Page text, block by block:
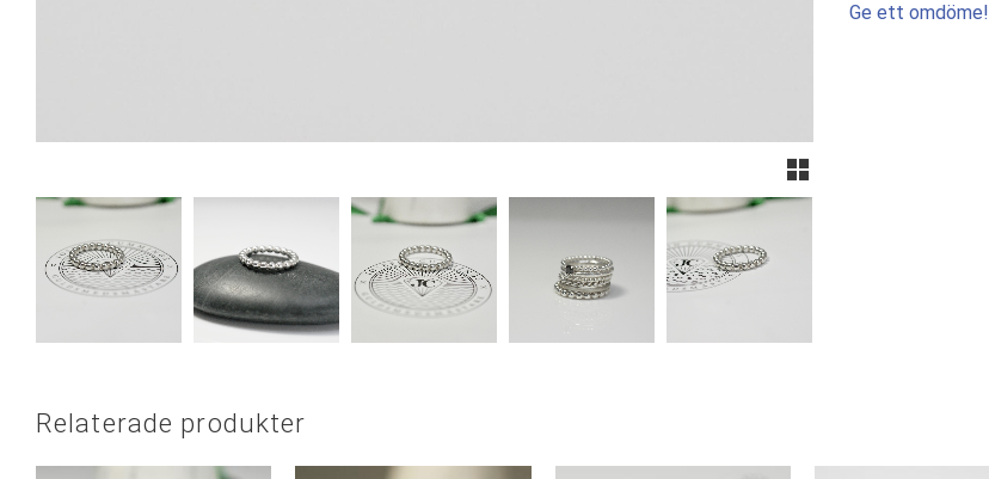
Rutnätsvy
Ge ett omdöme!
Relaterade produkter